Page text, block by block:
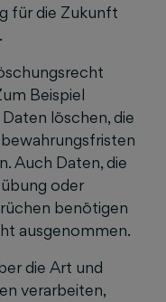
für die Zukunft
Beispiel
löschen, die
Auch Daten, die
oder
benötigen
ausgenommen.
die Art und
verarbeiten,